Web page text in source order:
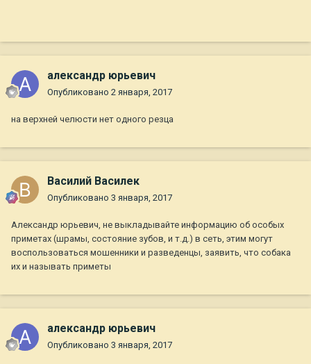
александр юрьевич
Опубликовано 2 января, 2017
на верхней челюсти нет одного резца
Василий Василек
Опубликовано 3 января, 2017
Александр юрьевич, не выкладывайте информацию об особых
приметах (шрамы, состояние зубов, и т.д.) в сеть, этим могут
воспользоваться мошенники и разведенцы, заявить, что собака
их и называть приметы
александр юрьевич
Опубликовано 3 января, 2017